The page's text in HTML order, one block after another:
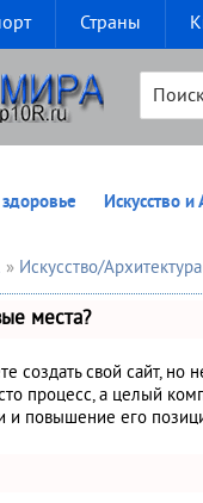
Страны
Искусство и
» Искусство/Архитектура
места?
создать свой сайт, но
процесс, а целый
и повышение его